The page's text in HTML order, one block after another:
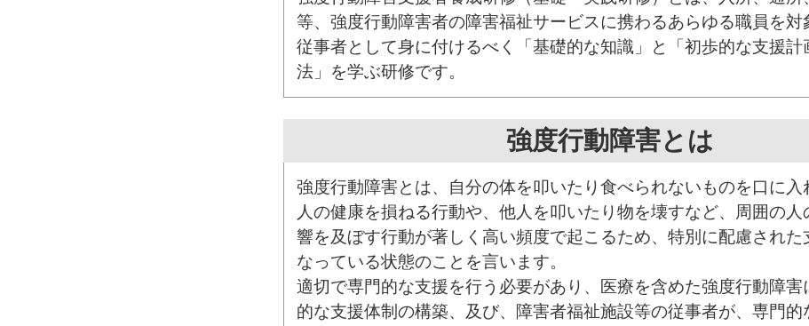
等、強度行動障害者の障害福祉サービスに携わるあらゆる職員を対
従事者として身に付けるべく「基礎的な知識」と「初歩的な支援計
法」を学ぶ研修です。
強度行動障害とは
強度行動障害とは、自分の体を叩いたり食べられないものを口に入
人の健康を損ねる行動や、他人を叩いたり物を壊すなど、周囲の人
響を及ぼす行動が著しく高い頻度で起こるため、特別に配慮された
なっている状態のことを言います。
適切で専門的な支援を行う必要があり、医療を含めた強度行動障害
的な支援体制の構築、及び、障害者福祉施設等の従事者が、専門的